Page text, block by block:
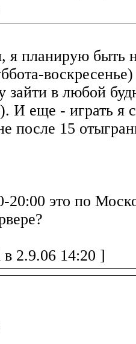
я планирую быть
зайти в любой
И еще - играть я
после 15
20:00 это по
2.9.06 14:20 ]